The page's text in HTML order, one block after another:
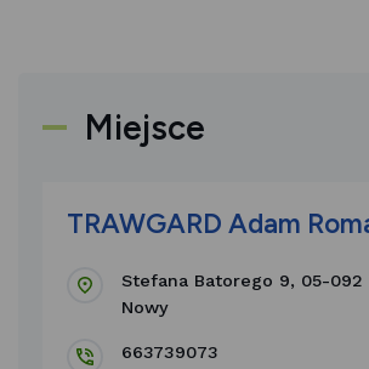
Miejsce
TRAWGARD Adam
Stefana Batorego 9, 05-092
Nowy
663739073